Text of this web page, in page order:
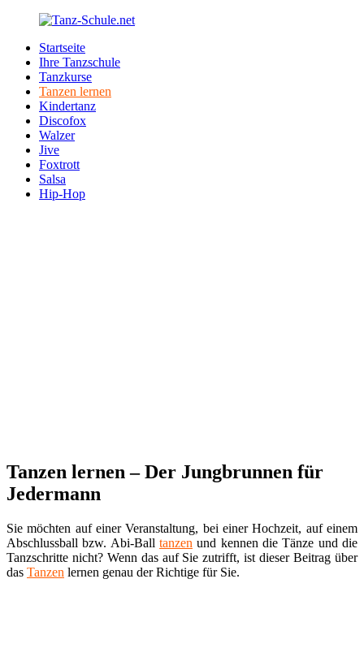
Zurück
Inhalt
Tanz-
Schule.net
Ihre
Tanzschule
Internet
Startseite
Ihre Tanzschule
Tanzkurse
Tanzen lernen
Kindertanz
Discofox
Walzer
Jive
Foxtrott
Salsa
Hip-Hop
Tanzen lernen – Der Jungbrunnen für
Jedermann
Sie möchten auf einer Veranstaltung, bei einer Hochzeit, auf einem
Abschlussball bzw. Abi-Ball tanzen und kennen die Tänze und die
Tanzschritte nicht? Wenn das auf Sie zutrifft, ist dieser Beitrag über
das Tanzen lernen genau der Richtige für Sie.